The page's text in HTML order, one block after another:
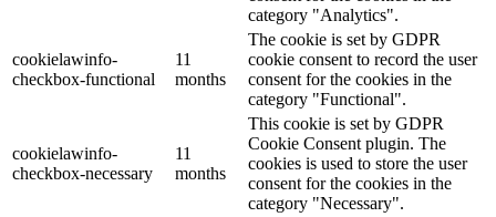
category "Analytics".
cookielawinfo-
checkbox-functional
11
months
The cookie is set by GDPR
cookie consent to record the user
consent for the cookies in the
category "Functional".
cookielawinfo-
checkbox-necessary
11
months
This cookie is set by GDPR
Cookie Consent plugin. The
cookies is used to store the user
consent for the cookies in the
category "Necessary".